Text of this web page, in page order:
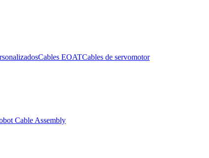
Cables EOATCables de servomotor
Cable Assembly